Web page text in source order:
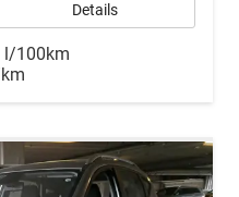
Details
l/100km